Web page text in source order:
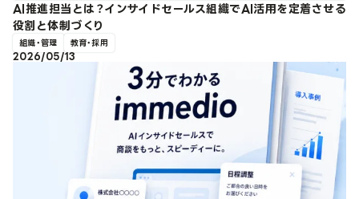
AI推進担当とは？インサイドセールス組織でAI活用を定着させる
役割と体制づくり
組織・管理 教育・採用
2026/05/13